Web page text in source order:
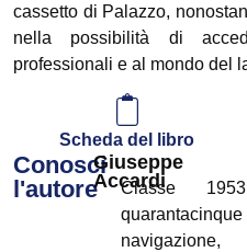
cassetto di Palazzo,
nella possibilità di
professionali e al mondo del
Scheda del libro
Conosci
l'autore
Giuseppe
Accardi
Classe